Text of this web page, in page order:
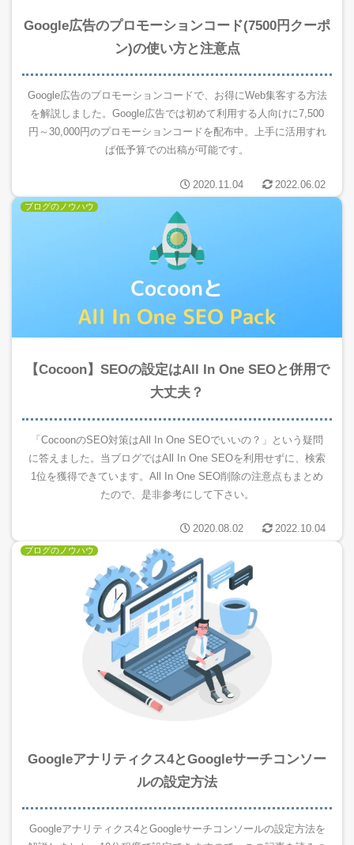
Google広告のプロモーションコード(7500円クーポ
ン)の使い方と注意点
Google広告のプロモーションコードで、お得にWeb集客する方法
を解説しました。Google広告では初めて利用する人向けに7,500
円～30,000円のプロモーションコードを配布中。上手に活用すれ
ば低予算での出稿が可能です。
2020.11.04 2022.06.02
ブログのノウハウ
【Cocoon】SEOの設定はAll In One SEOと併用で
大丈夫？
「CocoonのSEO対策はAll In One SEOでいいの？」という疑問
に答えました。当ブログではAll In One SEOを利用せずに、検索
1位を獲得できています。All In One SEO削除の注意点もまとめ
たので、是非参考にして下さい。
2020.08.02 2022.10.04
ブログのノウハウ
Googleアナリティクス4とGoogleサーチコンソー
ルの設定方法
Googleアナリティクス4とGoogleサーチコンソールの設定方法を